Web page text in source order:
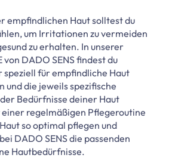
empfindlichen Haut solltest du
um Irritationen zu vermeiden
zu erhalten. In unserer
von DADO SENS findest du
speziell für empfindliche Haut
und die jeweils spezifische
Bedürfnisse deiner Haut
regelmäßigen Pflegeroutine
so optimal pflegen und
DADO SENS die passenden
Hautbedürfnisse.